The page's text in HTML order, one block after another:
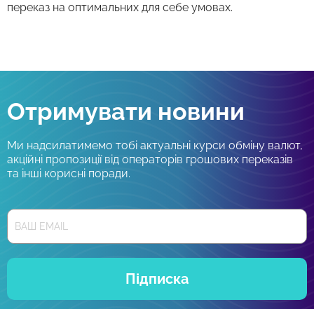
переказ на оптимальних для себе умовах.
Отримувати новини
Ми надсилатимемо тобі актуальні курси обміну валют,
акційні пропозиції від операторів грошових переказів
та інші корисні поради.
Підписка